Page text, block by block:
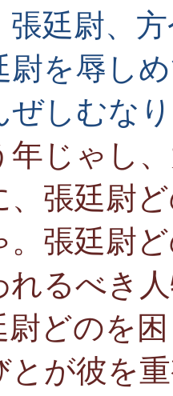
廷尉、
尉を辱し
ぜしむな
年じゃし
、張廷尉
。張廷尉
れるべき
どのを
とが彼を